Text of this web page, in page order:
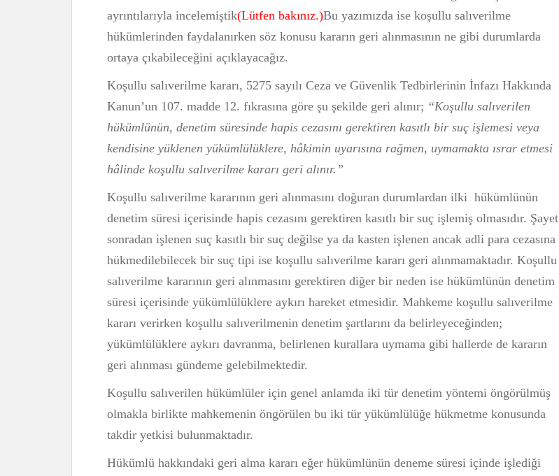
ayrıntılarıyla incelemiştik(Lütfen bakınız.)Bu yazımızda ise koşullu salıverilme
hükümlerinden faydalanırken söz konusu kararın geri alınmasının ne gibi durumlarda
ortaya çıkabileceğini açıklayacağız.
Koşullu salıverilme kararı, 5275 sayılı Ceza ve Güvenlik Tedbirlerinin İnfazı Hakkında
Kanun’un 107. madde 12. fıkrasına göre şu şekilde geri alınır; “Koşullu salıverilen
hükümlünün, denetim süresinde hapis ceza­sını gerektiren kasıtlı bir suç işlemesi veya
kendisine yüklenen yükümlü­lüklere, hâkimin uyarısına rağmen, uymamakta ısrar etmesi
hâlinde koşullu salıverilme kararı geri alınır.”
Koşullu salıverilme kararının geri alınmasını doğuran durumlardan ilki hükümlünün
denetim süresi içerisinde hapis cezasını gerektiren kasıtlı bir suç işlemiş olmasıdır. Şayet
sonradan işlenen suç kasıtlı bir suç değilse ya da kasten işlenen ancak adli para cezasına
hükmedilebilecek bir suç tipi ise koşullu salıverilme kararı geri alınmamaktadır. Koşullu
salıverilme kararının geri alınmasını gerektiren diğer bir neden ise hükümlünün denetim
süresi içerisinde yükümlülüklere aykırı hareket etmesidir. Mahkeme koşullu salıverilme
kararı verirken koşullu salıverilmenin denetim şartlarını da belirleyeceğinden;
yükümlülüklere aykırı davranma, belirlenen kurallara uymama gibi hallerde de kararın
geri alınması gündeme gelebilmektedir.
Koşullu salıverilen hükümlüler için genel anlamda iki tür denetim yöntemi öngörülmüş
olmakla birlikte mahkemenin öngörülen bu iki tür yükümlülüğe hükmetme konusunda
takdir yetkisi bulunmaktadır.
Hükümlü hakkındaki geri alma kararı eğer hükümlünün deneme süresi içinde işlediği